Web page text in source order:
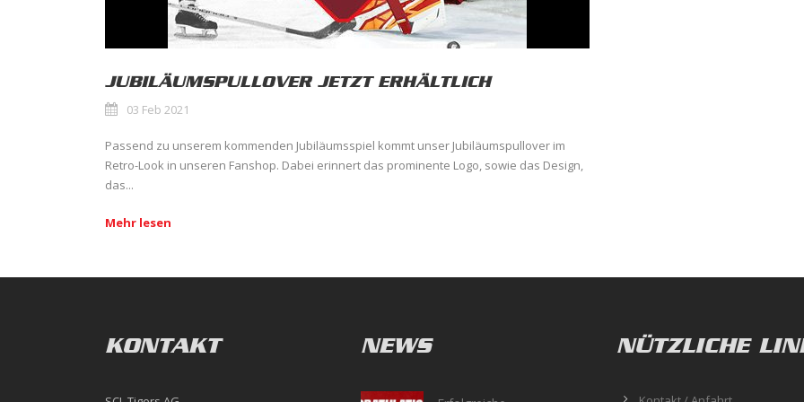
JUBILÄUMSPULLOVER JETZT ERHÄLTLICH
03 Feb 2021
Passend zu unserem kommenden Jubiläumsspiel kommt unser Jubiläumspullover im
Retro-Look in unseren Fanshop. Dabei erinnert das prominente Logo, sowie das Design,
das...
Mehr lesen
KONTAKT NEWS NÜTZLICHE